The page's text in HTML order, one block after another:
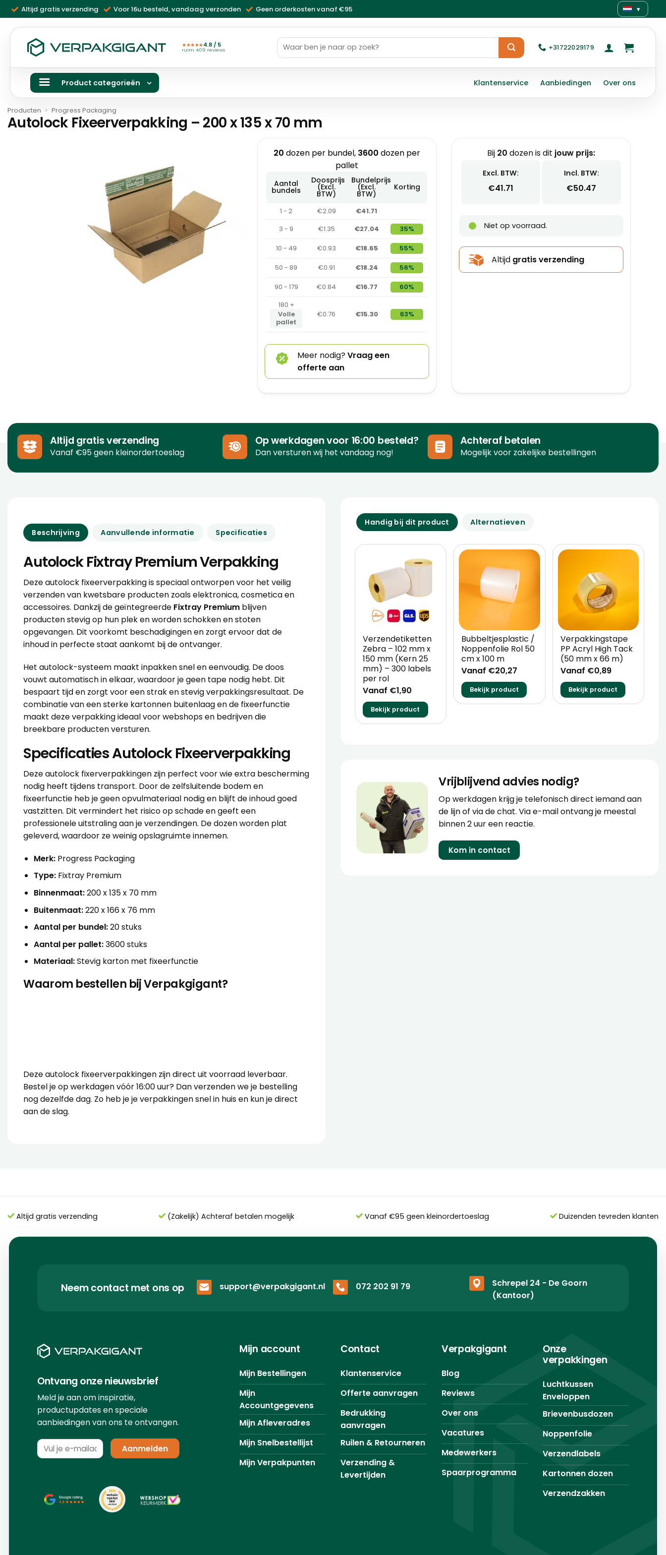
naar
inhoud
Altijd gratis verzending Voor 16u besteld, vandaag verzonden Geen orderkosten vanaf €95 ▾
★★★★★4.8 / 5
ruim 409 reviews
Zoeken
naar:
+31722029179
Product categorieën Klantenservice Aanbiedingen Over ons
Producten > Progress Packaging
Autolock Fixeerverpakking – 200 x 135 x 70 mm
20 dozen per bundel, 3600 dozen per
pallet
Aantal
bundels
Doosprijs
(Excl.
BTW)
Bundelprijs
(Excl.
BTW)
Korting
1 - 2 €2.09
€41.71
3 - 9
€1.35 €27.04 35%
10 - 49 €0.93 €18.65 55%
50 - 89 €0.91 €18.24 56%
90 - 179 €0.84 €16.77
60%
180 +
Volle
pallet
€0.76 €15.30 63%
Meer nodig?Vraag een
offerte aan
Bij 20 dozen is dit jouw prijs:
Excl. BTW:
€41.71
Incl. BTW:
€50.47
Niet op voorraad.
Altijd gratis verzending
Altijd gratis verzending
Vanaf €95 geen kleinordertoeslag
Op werkdagen voor 16:00 besteld?
Dan versturen wij het vandaag nog!
Achteraf betalen
Mogelijk voor zakelijke bestellingen
Beschrijving Aanvullende informatie Specificaties
Autolock Fixtray Premium Verpakking
Deze autolock fixeerverpakking is speciaal ontworpen voor het veilig
verzenden van kwetsbare producten zoals elektronica, cosmetica en
accessoires. Dankzij de geïntegreerde Fixtray Premium blijven
producten stevig op hun plek en worden schokken en stoten
opgevangen. Dit voorkomt beschadigingen en zorgt ervoor dat de
inhoud in perfecte staat aankomt bij de ontvanger.
Het autolock-systeem maakt inpakken snel en eenvoudig. De doos
vouwt automatisch in elkaar, waardoor je geen tape nodig hebt. Dit
bespaart tijd en zorgt voor een strak en stevig verpakkingsresultaat. De
combinatie van een sterke kartonnen buitenlaag en de fixeerfunctie
maakt deze verpakking ideaal voor webshops en bedrijven die
breekbare producten versturen.
Specificaties Autolock Fixeerverpakking
Deze autolock fixerverpakkingen zijn perfect voor wie extra bescherming
nodig heeft tijdens transport. Door de zelfsluitende bodem en
fixeerfunctie heb je geen opvulmateriaal nodig en blijft de inhoud goed
vastzitten. Dit vermindert het risico op schade en geeft een
professionele uitstraling aan je verzendingen. De dozen worden plat
geleverd, waardoor ze weinig opslagruimte innemen.
Merk:Progress Packaging
Type:Fixtray Premium
Binnenmaat:200 x 135 x 70 mm
Buitenmaat:220 x 166 x 76 mm
Aantal per bundel:20 stuks
Aantal per pallet:3600 stuks
Materiaal:Stevig karton met fixeerfunctie
Waarom bestellen bij Verpakgigant?
Deze autolock fixeerverpakkingen zijn direct uit voorraad leverbaar.
Bestel je op werkdagen vóór 16:00 uur? Dan verzenden we je bestelling
nog dezelfde dag. Zo heb je je verpakkingen snel in huis en kun je direct
aan de slag.
Handig bij dit product Alternatieven
Verzendetiketten
Zebra – 102 mm x
150 mm (Kern 25
mm) – 300 labels
per rol
Vanaf €1,90
Bekijk product
Bubbeltjesplastic /
Noppenfolie Rol 50
cm x 100 m
Vanaf €20,27
Bekijk product
Verpakkingstape
PP Acryl High Tack
(50 mm x 66 m)
Vanaf €0,89
Bekijk product
Vrijblijvend advies nodig?
Op werkdagen krijg je telefonisch direct iemand aan
de lijn of via de chat. Via e-mail ontvang je meestal
binnen 2 uur een reactie.
Kom in contact
Altijd gratis verzending (Zakelijk) Achteraf betalen mogelijk Vanaf €95 geen kleinordertoeslag Duizenden tevreden klanten
Neem contact met ons op support@verpakgigant.nl 072 202 91 79
Schrepel 24 - De Goorn
(Kantoor)
Ontvang onze nieuwsbrief
Meld je aan om inspiratie,
productupdates en speciale
aanbiedingen van ons te ontvangen.
Mijn account
Mijn Bestellingen
Mijn
Accountgegevens
Mijn Afleveradres
Mijn Snelbestellijst
Mijn Verpakpunten
Contact
Klantenservice
Offerte aanvragen
Bedrukking
aanvragen
Ruilen & Retourneren
Verzending &
Levertijden
Verpakgigant
Blog
Reviews
Over ons
Vacatures
Medewerkers
Spaarprogramma
Onze
verpakkingen
Luchtkussen
Enveloppen
Brievenbusdozen
Noppenfolie
Verzendlabels
Kartonnen dozen
Verzendzakken